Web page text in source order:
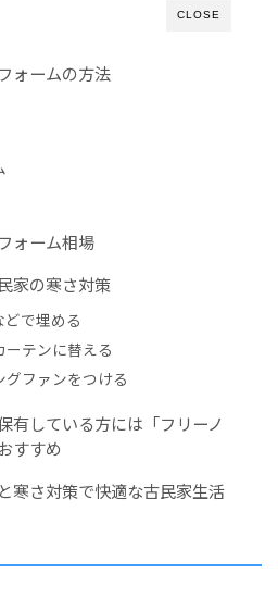
CLOSE
ォームの方法
ォーム相場
家の寒さ対策
どで埋める
ーテンに替える
グファンをつける
有している方には「フリーノ
すすめ
寒さ対策で快適な古民家生活